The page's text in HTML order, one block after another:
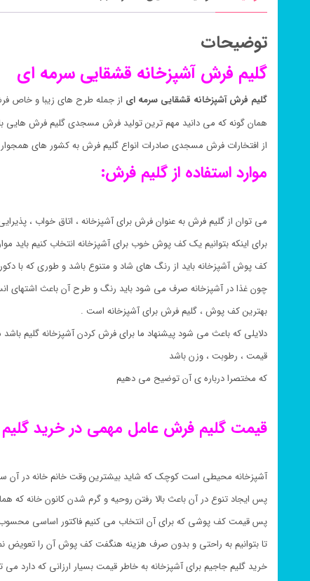
توضیحات
گلیم فرش آشپزخانه قشقایی سرمه ای
گلیم فرش آشپزخانه قشقایی سرمه ای از جمله طرح های زیبا و خاص
همان گونه که می دانید مهم ترین تولید فرش مسجدی گلیم فرش هایی
از افتخارات فرش مسجدی صادرات انواع گلیم فرش به کشور های
موارد استفاده از گلیم فرش:
می توان از گلیم فرش به عنوان فرش برای آشپزخانه ، اتاق خواب ،
برای اینکه بتوانیم یک کف پوش خوب برای آشپزخانه انتخاب کنیم باید
کف پوش آشپزخانه باید از رنگ های شاد و متنوع باشد و طوری که با
چون غذا در آشپزخانه صرف می شود باید رنگ و طرح آن باعث اشتهای
بهترین کف پوش ، گلیم فرش برای آشپزخانه است .
دلایلی که باعث می شود پیشنهاد ما برای فرش کردن آشپزخانه گلیم
قیمت ، رطوبت ، وزن باشد
که مختصرا درباره ی آن توضیح می دهیم
قیمت گلیم فرش عامل مهمی در خرید
آشپزخانه محیطی است کوچک که شاید بیشترین وقت خانم خانه در آن
پس ایجاد تنوع در آن باعث بالا رفتن روحیه و گرم شدن کانون خانه که
پس قیمت کف پوشی که برای آن انتخاب می کنیم فاکتور اساسی
تا بتوانیم به راحتی و بدون صرف هزینه هنگفت کف پوش آن را تعویض
خرید گلیم جاجیم برای آشپزخانه به خاطر قیمت بسیار ارزانی که دارد